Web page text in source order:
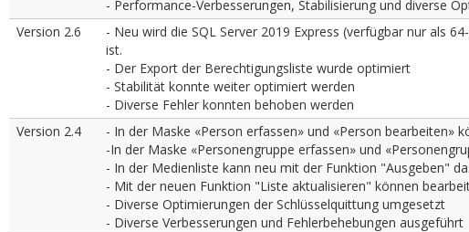
- Performance-Verbesserungen, Stabilisierung und diverse
Version 2.6
- Neu wird die SQL Server 2019 Express (verfügbar nur als
ist.
- Der Export der Berechtigungsliste wurde optimiert
- Stabilität konnte weiter optimiert werden
- Diverse Fehler konnten behoben werden
Version 2.4
- In der Maske «Person erfassen» und «Person bearbeiten»
-In der Maske «Personengruppe erfassen» und
- In der Medienliste kann neu mit der Funktion "Ausgeben"
- Mit der neuen Funktion "Liste aktualisieren" können
- Diverse Optimierungen der Schlüsselquittung umgesetzt
- Diverse Verbesserungen und Fehlerbehebungen ausgeführt